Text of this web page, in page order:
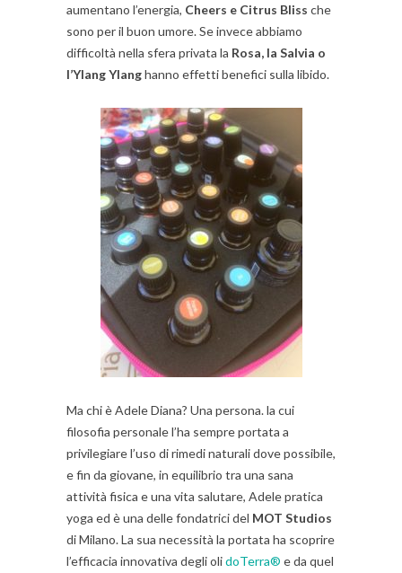
aumentano l’energia, Cheers e Citrus Bliss che
sono per il buon umore. Se invece abbiamo
difficoltà nella sfera privata la Rosa, la Salvia o
l’Ylang Ylanghanno effetti benefici sulla libido.
Ma chi è Adele Diana? Una persona. la cui
filosofia personale l’ha sempre portata a
privilegiare l’uso di rimedi naturali dove possibile,
e fin da giovane, in equilibrio tra una sana
attività fisica e una vita salutare, Adele pratica
yoga ed è una delle fondatrici del MOT Studios
di Milano. La sua necessità la portata ha scoprire
l’efficacia innovativa degli olidoTerra® e da quel